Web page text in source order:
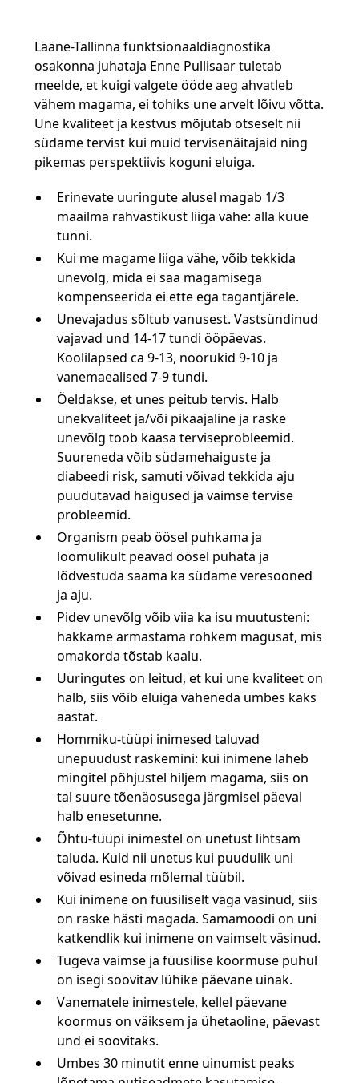
Lääne-Tallinna funktsionaaldiagnostika
osakonna juhataja Enne Pullisaar tuletab
meelde, et kuigi valgete ööde aeg ahvatleb
vähem magama, ei tohiks une arvelt lõivu võtta.
Une kvaliteet ja kestvus mõjutab otseselt nii
südame tervist kui muid tervisenäitajaid ning
pikemas perspektiivis koguni eluiga.
Erinevate uuringute alusel magab 1/3
maailma rahvastikust liiga vähe: alla kuue
tunni.
Kui me magame liiga vähe, võib tekkida
unevölg, mida ei saa magamisega
kompenseerida ei ette ega tagantjärele.
Unevajadus sõltub vanusest. Vastsündinud
vajavad und 14-17 tundi ööpäevas.
Koolilapsed ca 9-13, noorukid 9-10 ja
vanemaealised 7-9 tundi.
Öeldakse, et unes peitub tervis. Halb
unekvaliteet ja/või pikaajaline ja raske
unevõlg toob kaasa terviseprobleemid.
Suureneda võib südamehaiguste ja
diabeedi risk, samuti võivad tekkida aju
puudutavad haigused ja vaimse tervise
probleemid.
Organism peab öösel puhkama ja
loomulikult peavad öösel puhata ja
lõdvestuda saama ka südame veresooned
ja aju.
Pidev unevõlg võib viia ka isu muutusteni:
hakkame armastama rohkem magusat, mis
omakorda tõstab kaalu.
Uuringutes on leitud, et kui une kvaliteet on
halb, siis võib eluiga väheneda umbes kaks
aastat.
Hommiku-tüüpi inimesed taluvad
unepuudust raskemini: kui inimene läheb
mingitel põhjustel hiljem magama, siis on
tal suure tõenäosusega järgmisel päeval
halb enesetunne.
Õhtu-tüüpi inimestel on unetust lihtsam
taluda. Kuid nii unetus kui puudulik uni
võivad esineda mõlemal tüübil.
Kui inimene on füüsiliselt väga väsinud, siis
on raske hästi magada. Samamoodi on uni
katkendlik kui inimene on vaimselt väsinud.
Tugeva vaimse ja füüsilise koormuse puhul
on isegi soovitav lühike päevane uinak.
Vanematele inimestele, kellel päevane
koormus on väiksem ja ühetaoline, päevast
und ei soovitaks.
Umbes 30 minutit enne uinumist peaks